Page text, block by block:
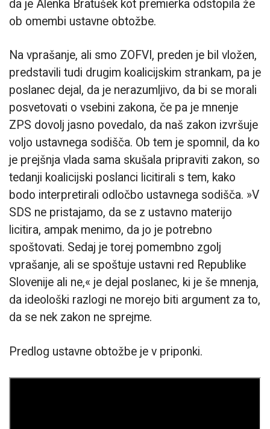
da je Alenka Bratušek kot premierka odstopila že
ob omembi ustavne obtožbe.
Na vprašanje, ali smo ZOFVI, preden je bil vložen,
predstavili tudi drugim koalicijskim strankam, pa je
poslanec dejal, da je nerazumljivo, da bi se morali
posvetovati o vsebini zakona, če pa je mnenje
ZPS dovolj jasno povedalo, da naš zakon izvršuje
voljo ustavnega sodišča. Ob tem je spomnil, da ko
je prejšnja vlada sama skušala pripraviti zakon, so
tedanji koalicijski poslanci licitirali s tem, kako
bodo interpretirali odločbo ustavnega sodišča. »V
SDS ne pristajamo, da se z ustavno materijo
licitira, ampak menimo, da jo je potrebno
spoštovati. Sedaj je torej pomembno zgolj
vprašanje, ali se spoštuje ustavni red Republike
Slovenije ali ne,« je dejal poslanec, ki je še mnenja,
da ideološki razlogi ne morejo biti argument za to,
da se nek zakon ne sprejme.
Predlog ustavne obtožbe je v priponki.